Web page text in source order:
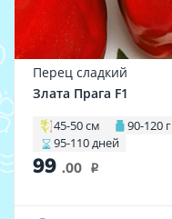
Перец сладкий
Злата Прага F1
45-50 см 90-120 г
95-110 дней
99 .00 i